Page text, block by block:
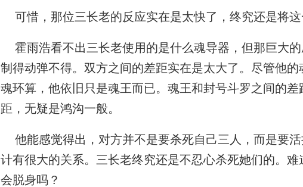
可惜，那位三长老的反应实在是太快了，终究还是将这
霍雨浩看不出三长老使用的是什么魂导器，但那巨大
制得动弹不得。双方之间的差距实在是太大了。尽管他
魂环算，他依旧只是魂王而已。魂王和封号斗罗之间的
距，无疑是鸿沟一般。
他能感觉得出，对方并不是要杀死自己三人，而是要
计有很大的关系。三长老终究还是不忍心杀死她们的。
会脱身吗？